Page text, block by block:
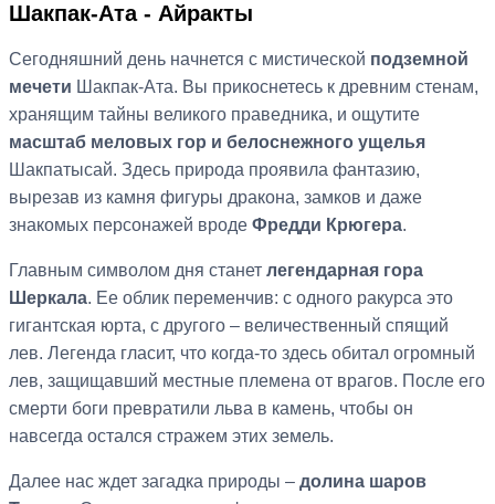
Шакпак-Ата - Айракты
Сегодняшний день начнется с мистической подземной
мечети Шакпак-Ата. Вы прикоснетесь к древним стенам,
хранящим тайны великого праведника, и ощутите
масштаб меловых гор и белоснежного ущелья
Шакпатысай. Здесь природа проявила фантазию,
вырезав из камня фигуры дракона, замков и даже
знакомых персонажей вроде Фредди Крюгера.
Главным символом дня станет легендарная гора
Шеркала. Ее облик переменчив: с одного ракурса это
гигантская юрта, с другого – величественный спящий
лев. Легенда гласит, что когда-то здесь обитал огромный
лев, защищавший местные племена от врагов. После его
смерти боги превратили льва в камень, чтобы он
навсегда остался стражем этих земель.
Далее нас ждет загадка природы – долина шаров